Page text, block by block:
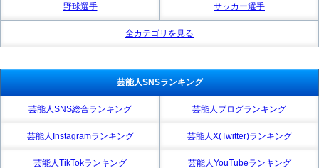
野球選手 サッカー選手
全カテゴリを見る
芸能人SNSランキング
芸能人SNS総合ランキング 芸能人ブログランキング
芸能人Instagramランキング 芸能人X(Twitter)ランキング
芸能人TikTokランキング 芸能人YouTubeランキング